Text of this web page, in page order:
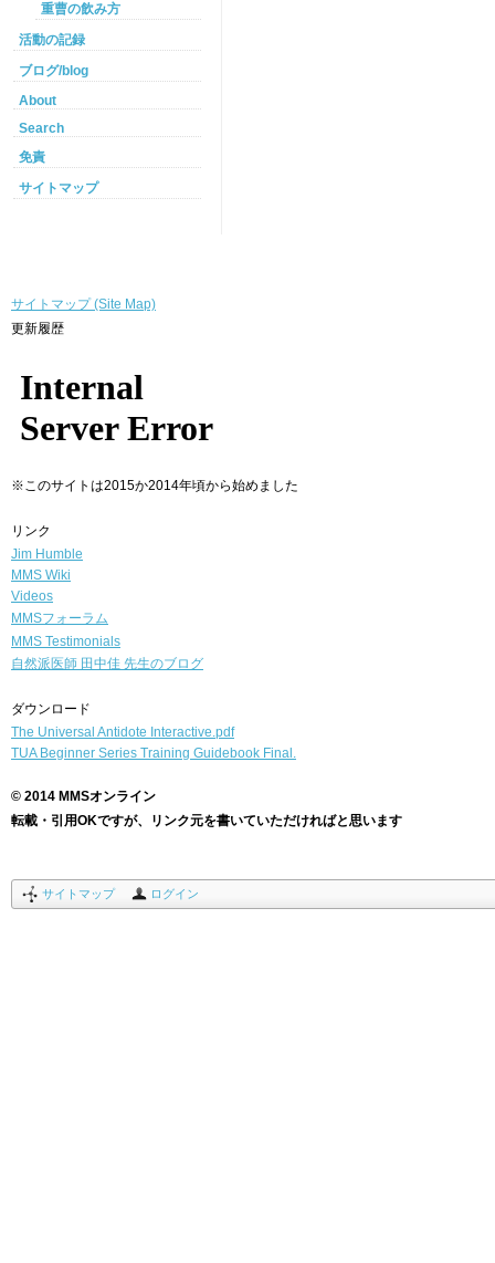
重曹の飲み方
活動の記録
ブログ/blog
About
Search
免責
サイトマップ
サイトマップ (Site Map)
更新履歴
※このサイトは2015か2014年頃から始めました
リンク
Jim Humble
MMS Wiki
Videos
MMSフォーラム
MMS Testimonials
自然派医師 田中佳 先生のブログ
ダウンロード
The Universal Antidote Interactive.pdf
TUA Beginner Series Training Guidebook Final.
© 2014 MMSオンライン
転載・引用OKですが、リンク元を書いていただければと思います
サイトマップ ログイン